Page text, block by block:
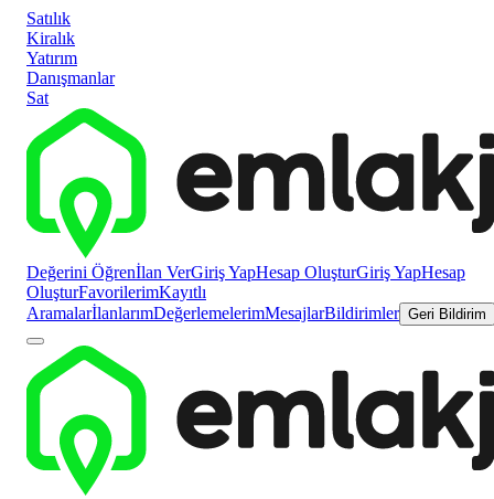
Satılık
Kiralık
Yatırım
Danışmanlar
Sat
Değerini Öğrenİlan VerGiriş YapHesap OluşturGiriş YapHesap
OluşturFavorilerimKayıtlı
AramalarİlanlarımDeğerlemelerimMesajlarBildirimler Geri Bildirim